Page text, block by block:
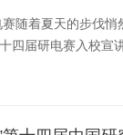
随着夏天的步伐
四届研电赛入校宣